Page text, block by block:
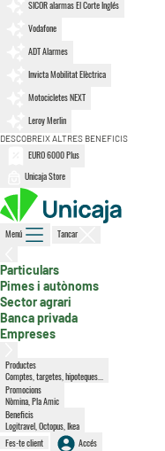
SICOR alarmas El Corte Inglés
Vodafone
ADT Alarmes
Invicta Mobilitat Elèctrica
Motocicletes NEXT
Leroy Merlin
DESCOBREIX ALTRES BENEFICIS
EURO 6000 Plus
Unicaja Store
Menú Tancar
Particulars, secció activa
Pimes i autònoms
Sector agrari
Banca privada
Empreses
Productes
Comptes, targetes, hipoteques...
Promocions
Nòmina, Pla Amic
Beneficis
Logitravel, Octopus, Ikea
Fes-te client
Accés